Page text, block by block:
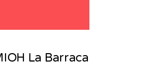
La Barraca